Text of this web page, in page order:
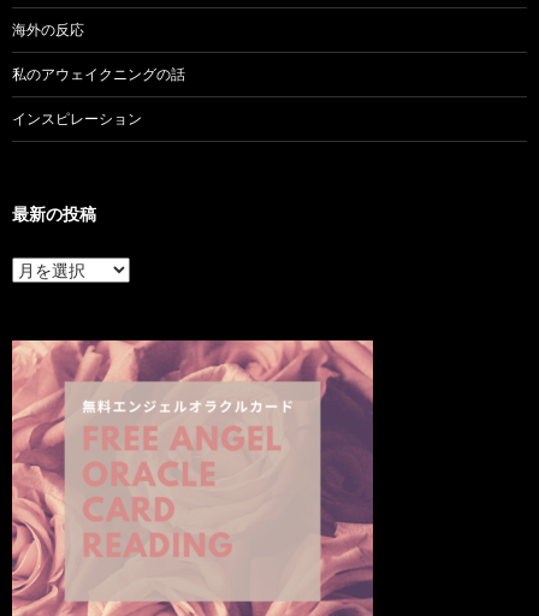
海外の反応
私のアウェイクニングの話
インスピレーション
最新の投稿
最
新
稿